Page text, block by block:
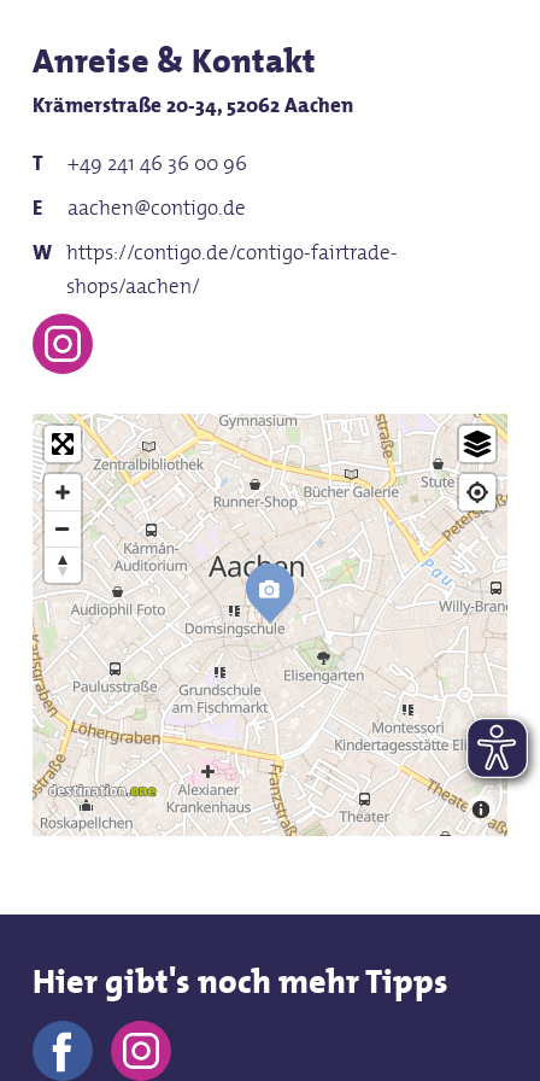
Anreise & Kontakt
Krämerstraße 20-34, 52062 Aachen
+49 241 46 36 00 96
aachen@contigo.de
https://contigo.de/contigo-fairtrade-
shops/aachen/
Hier gibt's noch mehr Tipps